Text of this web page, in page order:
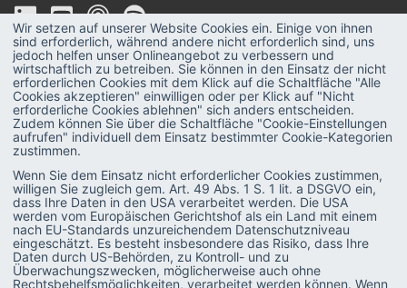
Wir setzen auf unserer Website Cookies ein. Einige von ihnen
sind erforderlich, während andere nicht erforderlich sind, uns
jedoch helfen unser Onlineangebot zu verbessern und
wirtschaftlich zu betreiben. Sie können in den Einsatz der nicht
erforderlichen Cookies mit dem Klick auf die Schaltfläche "Alle
Cookies akzeptieren" einwilligen oder per Klick auf "Nicht
erforderliche Cookies ablehnen" sich anders entscheiden.
Zudem können Sie über die Schaltfläche "Cookie-Einstellungen
aufrufen" individuell dem Einsatz bestimmter Cookie-Kategorien
zustimmen.
Wenn Sie dem Einsatz nicht erforderlicher Cookies zustimmen,
willigen Sie zugleich gem. Art. 49 Abs. 1 S. 1 lit. a DSGVO ein,
dass Ihre Daten in den USA verarbeitet werden. Die USA
werden vom Europäischen Gerichtshof als ein Land mit einem
nach EU-Standards unzureichendem Datenschutzniveau
eingeschätzt. Es besteht insbesondere das Risiko, dass Ihre
Daten durch US-Behörden, zu Kontroll- und zu
Überwachungszwecken, möglicherweise auch ohne
Rechtsbehelfsmöglichkeiten, verarbeitet werden können. Wenn
MAGAZIN
PODCAST
GLOSSAR
E-BOOKS
VIDEOS
Strategie
Recruiting
Administration
SAP-Praxis
SAP SuccessFactors
HR Software